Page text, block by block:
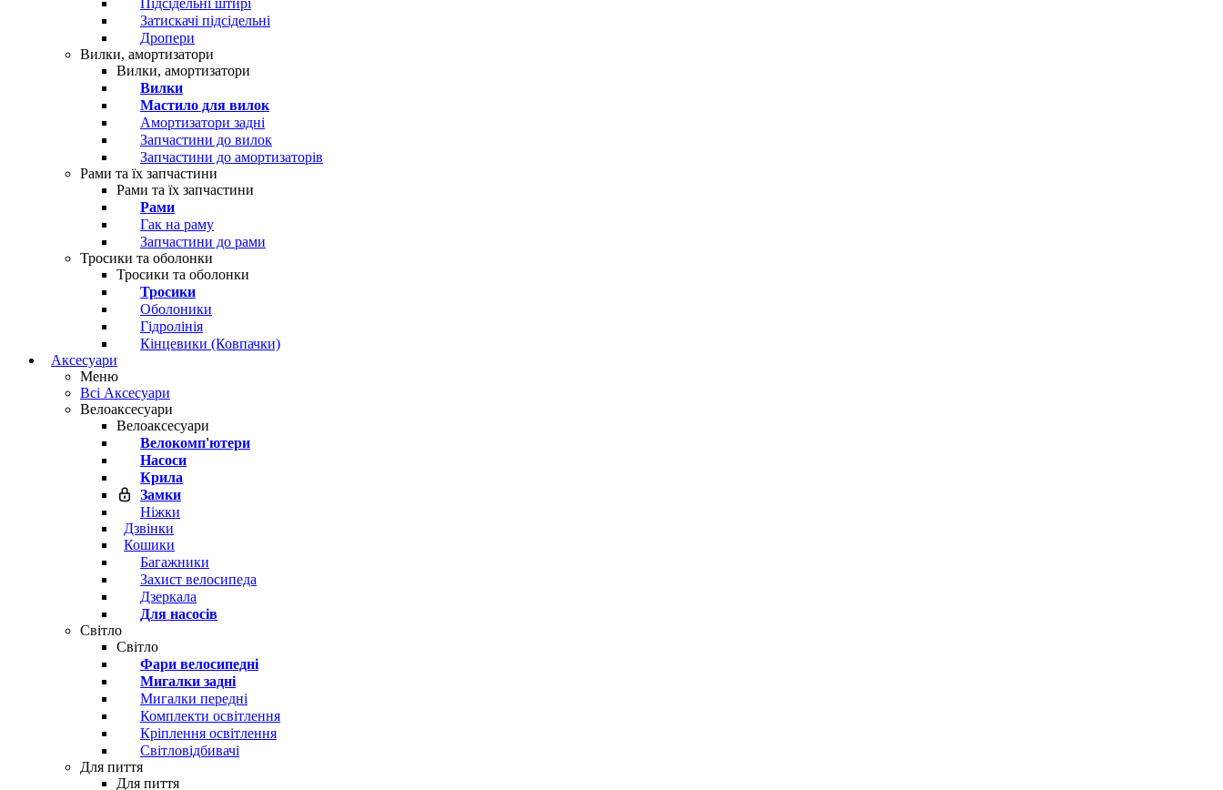
Затискачі підсідельні
Дропери
Вилки, амортизатори
Вилки, амортизатори
Вилки
Мастило для вилок
Амортизатори задні
Запчастини до вилок
Запчастини до амортизаторів
Рами та їх запчастини
Рами та їх запчастини
Рами
Гак на раму
Запчастини до рами
Тросики та оболонки
Тросики та оболонки
Тросики
Оболоники
Гідролінія
Кінцевики (Ковпачки)
Аксесуари
Меню
Всі Аксесуари
Велоаксесуари
Велоаксесуари
Велокомп'ютери
Насоси
Крила
Замки
Ніжки
Дзвінки
Кошики
Багажники
Захист велосипеда
Дзеркала
Для насосів
Світло
Світло
Фари велосипедні
Мигалки задні
Мигалки передні
Комплекти освітлення
Кріплення освітлення
Світловідбивачі
Для пиття
Для пиття